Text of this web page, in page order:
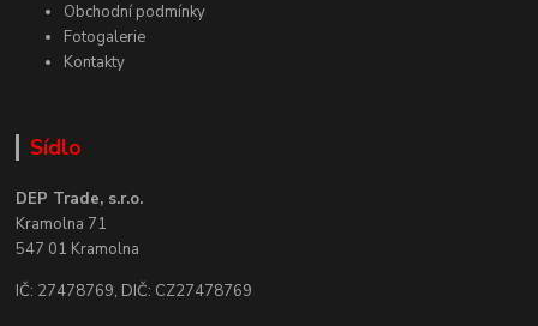
Obchodní podmínky
Fotogalerie
Kontakty
Sídlo
DEP Trade, s.r.o.
Kramolna 71
547 01 Kramolna
IČ: 27478769, DIČ: CZ27478769